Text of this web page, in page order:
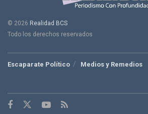
© 2026 Realidad BCS
Todo los derechos reservados
Escaparate Político Medios y Remedios